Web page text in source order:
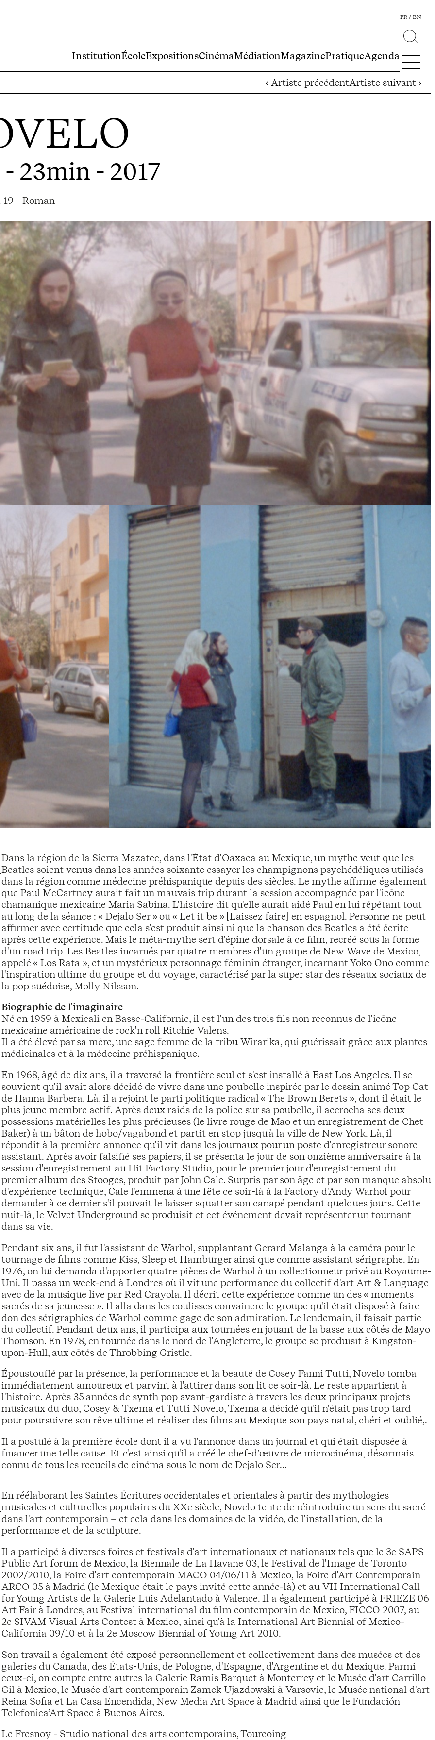
InstitutionÉcoleExpositionsCinémaMédiationMagazinePratiqueAgenda
FR EN
‹ Artiste précédentArtiste suivant ›
23min - 2017
- Roman
Dans la région de la Sierra Mazatec, dans l'État d'Oaxaca au Mexique, un mythe veut que les
Beatles soient venus dans les années soixante essayer les champignons psychédéliques utilisés
dans la région comme médecine préhispanique depuis des siècles. Le mythe affirme également
que Paul McCartney aurait fait un mauvais trip durant la session accompagnée par l'icône
chamanique mexicaine Maria Sabina. L'histoire dit qu'elle aurait aidé Paul en lui répétant tout
au long de la séance : « Dejalo Ser » ou « Let it be » [Laissez faire] en espagnol. Personne ne peut
affirmer avec certitude que cela s'est produit ainsi ni que la chanson des Beatles a été écrite
après cette expérience. Mais le méta-mythe sert d'épine dorsale à ce film, recréé sous la forme
d'un road trip. Les Beatles incarnés par quatre membres d'un groupe de New Wave de Mexico,
appelé « Los Rata », et un mystérieux personnage féminin étranger, incarnant Yoko Ono comme
l'inspiration ultime du groupe et du voyage, caractérisé par la super star des réseaux sociaux de
la pop suédoise, Molly Nilsson.
Biographie de l'imaginaire
Né en 1959 à Mexicali en Basse-Californie, il est l'un des trois fils non reconnus de l'icône
mexicaine américaine de rock'n roll Ritchie Valens.
Il a été élevé par sa mère, une sage femme de la tribu Wirarika, qui guérissait grâce aux plantes
médicinales et à la médecine préhispanique.
En 1968, âgé de dix ans, il a traversé la frontière seul et s'est installé à East Los Angeles. Il se
souvient qu'il avait alors décidé de vivre dans une poubelle inspirée par le dessin animé Top Cat
de Hanna Barbera. Là, il a rejoint le parti politique radical « The Brown Berets », dont il était le
plus jeune membre actif. Après deux raids de la police sur sa poubelle, il accrocha ses deux
possessions matérielles les plus précieuses (le livre rouge de Mao et un enregistrement de Chet
Baker) à un bâton de hobo/vagabond et partit en stop jusqu'à la ville de New York. Là, il
répondit à la première annonce qu'il vit dans les journaux pour un poste d'enregistreur sonore
assistant. Après avoir falsifié ses papiers, il se présenta le jour de son onzième anniversaire à la
session d'enregistrement au Hit Factory Studio, pour le premier jour d'enregistrement du
premier album des Stooges, produit par John Cale. Surpris par son âge et par son manque absolu
d'expérience technique, Cale l'emmena à une fête ce soir-là à la Factory d'Andy Warhol pour
demander à ce dernier s'il pouvait le laisser squatter son canapé pendant quelques jours. Cette
nuit-là, le Velvet Underground se produisit et cet événement devait représenter un tournant
dans sa vie.
Pendant six ans, il fut l'assistant de Warhol, supplantant Gerard Malanga à la caméra pour le
tournage de films comme Kiss, Sleep et Hamburger ainsi que comme assistant sérigraphe. En
1976, on lui demanda d'apporter quatre pièces de Warhol à un collectionneur privé au Royaume-
Uni. Il passa un week-end à Londres où il vit une performance du collectif d'art Art & Language
avec de la musique live par Red Crayola. Il décrit cette expérience comme un des « moments
sacrés de sa jeunesse ». Il alla dans les coulisses convaincre le groupe qu'il était disposé à faire
don des sérigraphies de Warhol comme gage de son admiration. Le lendemain, il faisait partie
du collectif. Pendant deux ans, il participa aux tournées en jouant de la basse aux côtés de Mayo
Thomson. En 1978, en tournée dans le nord de l'Angleterre, le groupe se produisit à Kingston-
upon-Hull, aux côtés de Throbbing Gristle.
Époustouflé par la présence, la performance et la beauté de Cosey Fanni Tutti, Novelo tomba
immédiatement amoureux et parvint à l'attirer dans son lit ce soir-là. Le reste appartient à
l'histoire. Après 35 années de synth pop avant-gardiste à travers les deux principaux projets
musicaux du duo, Cosey & Txema et Tutti Novelo, Txema a décidé qu'il n'était pas trop tard
pour poursuivre son rêve ultime et réaliser des films au Mexique son pays natal, chéri et oublié,.
Il a postulé à la première école dont il a vu l'annonce dans un journal et qui était disposée à
financer une telle cause. Et c'est ainsi qu'il a créé le chef-d’œuvre de microcinéma, désormais
connu de tous les recueils de cinéma sous le nom de Dejalo Ser...
En réélaborant les Saintes Écritures occidentales et orientales à partir des mythologies
musicales et culturelles populaires du XXe siècle, Novelo tente de réintroduire un sens du sacré
dans l'art contemporain – et cela dans les domaines de la vidéo, de l'installation, de la
performance et de la sculpture.
Il a participé à diverses foires et festivals d'art internationaux et nationaux tels que le 3e SAPS
Public Art forum de Mexico, la Biennale de La Havane 03, le Festival de l'Image de Toronto
2002/2010, la Foire d'art contemporain MACO 04/06/11 à Mexico, la Foire d'Art Contemporain
ARCO 05 à Madrid (le Mexique était le pays invité cette année-là) et au VII International Call
for Young Artists de la Galerie Luis Adelantado à Valence. Il a également participé à FRIEZE 06
Art Fair à Londres, au Festival international du film contemporain de Mexico, FICCO 2007, au
2e SIVAM Visual Arts Contest à Mexico, ainsi qu'à la International Art Biennial of Mexico-
California 09/10 et à la 2e Moscow Biennial of Young Art 2010.
Son travail a également été exposé personnellement et collectivement dans des musées et des
galeries du Canada, des États-Unis, de Pologne, d'Espagne, d'Argentine et du Mexique. Parmi
ceux-ci, on compte entre autres la Galerie Ramis Barquet à Monterrey et le Musée d'art Carrillo
Gil à Mexico, le Musée d'art contemporain Zamek Ujazdowski à Varsovie, le Musée national d'art
Reina Sofia et La Casa Encendida, New Media Art Space à Madrid ainsi que le Fundación
Telefonica’Art Space à Buenos Aires.
Le Fresnoy - Studio national des arts contemporains, Tourcoing